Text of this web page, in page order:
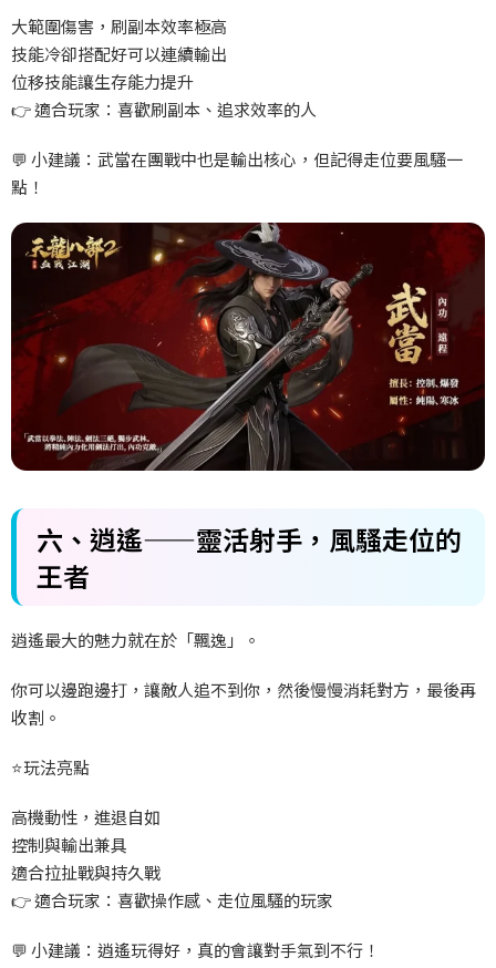
大範圍傷害，刷副本效率極高
技能冷卻搭配好可以連續輸出
位移技能讓生存能力提升
👉適合玩家：喜歡刷副本、追求效率的人
💬小建議：武當在團戰中也是輸出核心，但記得走位要風騷一
點！
六、 逍遙——靈活射手，風騷走位的
王者
逍遙最大的魅力就在於「飄逸」。
你可以邊跑邊打，讓敵人追不到你，然後慢慢消耗對方，最後再
收割。
⭐玩法亮點
高機動性，進退自如
控制與輸出兼具
適合拉扯戰與持久戰
👉適合玩家：喜歡操作感、走位風騷的玩家
💬小建議：逍遙玩得好，真的會讓對手氣到不行！